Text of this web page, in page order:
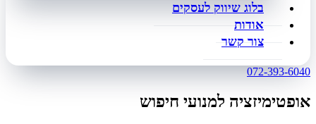
בלוג שיווק לעסקים
אודות
צור קשר
072-393-6040
אופטימיזציה למנועי חיפוש